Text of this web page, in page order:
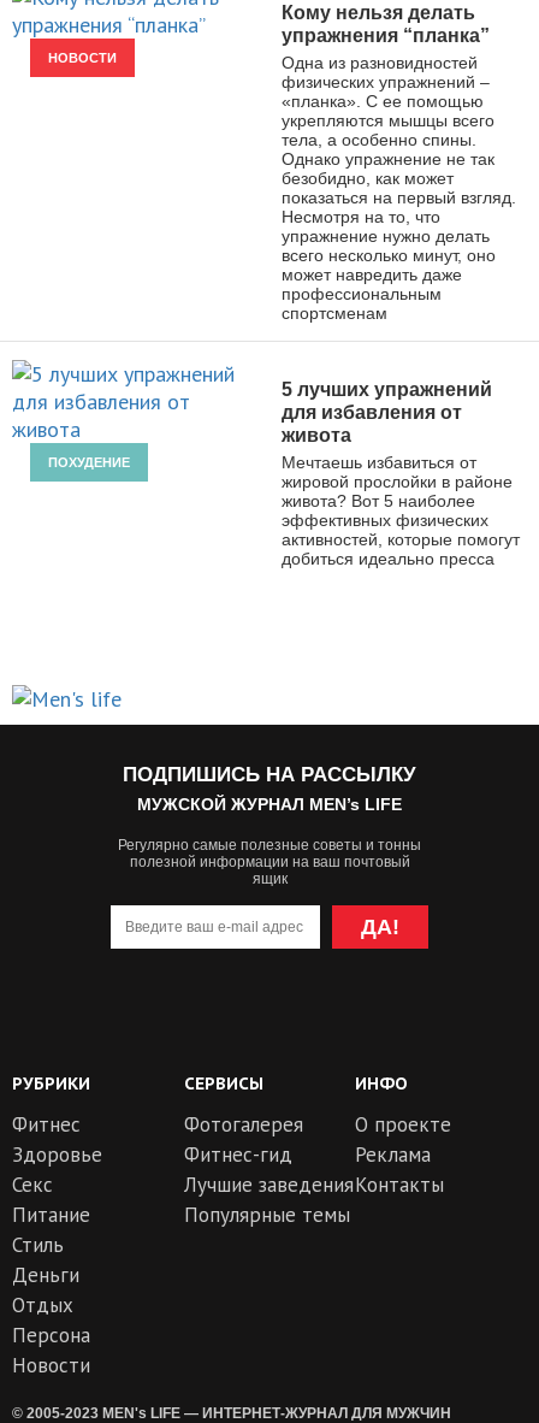
НОВОСТИ
Кому нельзя делать
упражнения “планка”
Одна из разновидностей
физических упражнений –
«планка». С ее помощью
укрепляются мышцы всего
тела, а особенно спины.
Однако упражнение не так
безобидно, как может
показаться на первый взгляд.
Несмотря на то, что
упражнение нужно делать
всего несколько минут, оно
может навредить даже
профессиональным
спортсменам
ПОХУДЕНИЕ
5 лучших упражнений
для избавления от
живота
Мечтаешь избавиться от
жировой прослойки в районе
живота? Вот 5 наиболее
эффективных физических
активностей, которые помогут
добиться идеально пресса
ПОДПИШИСЬ НА РАССЫЛКУ
МУЖСКОЙ ЖУРНАЛ MEN’s LIFE
Регулярно самые полезные советы и тонны
полезной информации на ваш почтовый
ящик
ДА!
РУБРИКИ
Фитнес
Здоровье
Секс
Питание
Стиль
Деньги
Отдых
Персона
Новости
СЕРВИСЫ
Фотогалерея
Фитнес-гид
Лучшие заведения
Популярные темы
ИНФО
О проекте
Реклама
Контакты
© 2005-2023 MEN's LIFE — ИНТЕРНЕТ-ЖУРНАЛ ДЛЯ МУЖЧИН